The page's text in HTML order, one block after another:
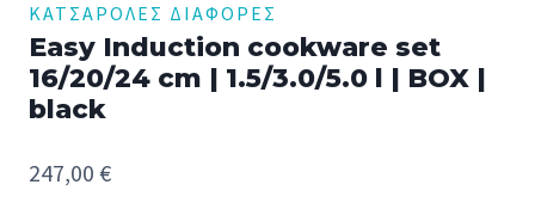
ΚΑΤΣΑΡΌΛΕΣ ΔΙΆΦΟΡΕΣ
Easy Induction cookware set
16/20/24 cm | 1.5/3.0/5.0 l | BOX |
black
247,00 €